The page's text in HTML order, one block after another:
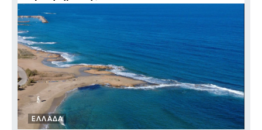
ΕΛΛΑΔΑ